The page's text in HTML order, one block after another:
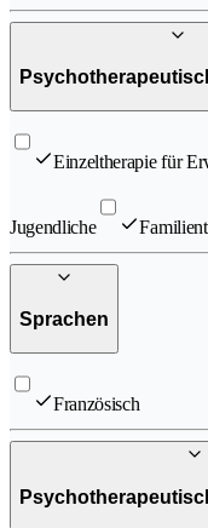
Einzeltherapie für
Jugendliche
Sprachen
Französisch